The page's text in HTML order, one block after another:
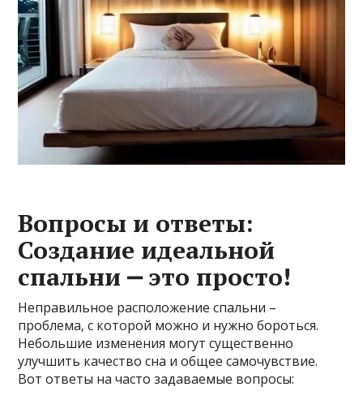
Вопросы и ответы:
Создание идеальной
спальни ⎼ это просто!
Неправильное расположение спальни –
проблема‚ с которой можно и нужно бороться.
Небольшие изменения могут существенно
улучшить качество сна и общее самочувствие.
Вот ответы на часто задаваемые вопросы: